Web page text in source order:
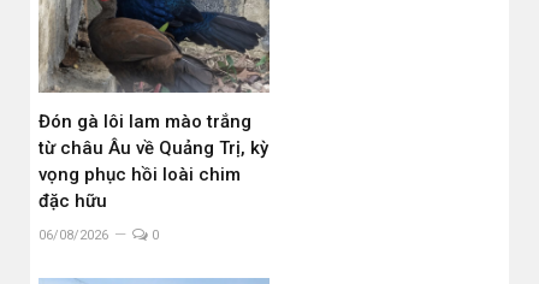
Đón gà lôi lam mào trắng
từ châu Âu về Quảng Trị, kỳ
vọng phục hồi loài chim
đặc hữu
06/08/2026 0